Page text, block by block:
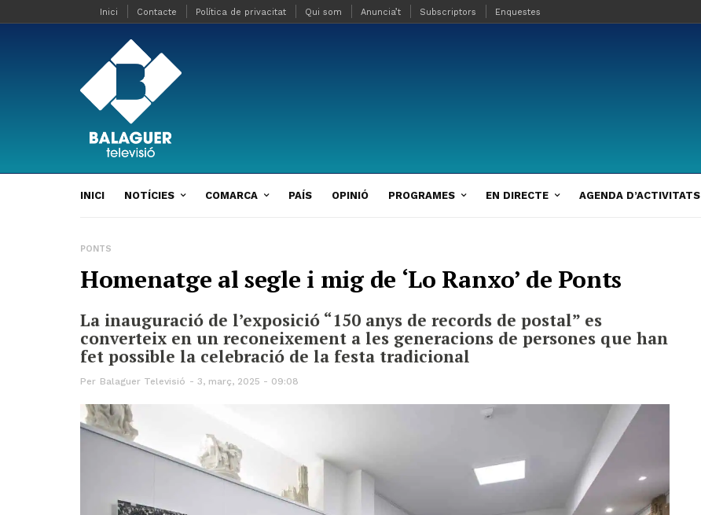
Inici Contacte Política de privacitat Qui som Anuncia’t Subscriptors Enquestes
INICI NOTÍCIES COMARCA PAÍS OPINIÓ PROGRAMES EN DIRECTE AGENDA D’ACTIVITATS
PONTS
Homenatge al segle i mig de ‘Lo Ranxo’ de Ponts
La inauguració de l’exposició “150 anys de records de postal” es
converteix en un reconeixement a les generacions de persones que han
fet possible la celebració de la festa tradicional
Per Balaguer Televisió 3, març, 2025 - 09:08